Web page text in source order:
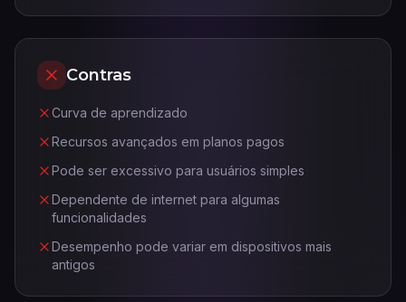
Contras
Curva de aprendizado
Recursos avançados em planos pagos
Pode ser excessivo para usuários simples
Dependente de internet para algumas
funcionalidades
Desempenho pode variar em dispositivos mais
antigos